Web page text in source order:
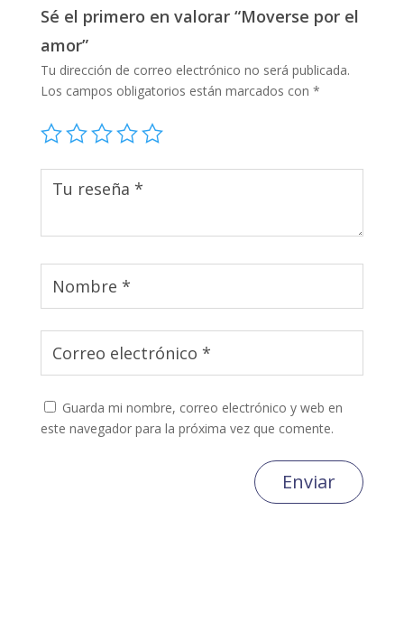
Sé el primero en valorar “Moverse por el
amor”
Tu dirección de correo electrónico no será publicada.
Los campos obligatorios están marcados con *
Guarda mi nombre, correo electrónico y web en
este navegador para la próxima vez que comente.
Enviar